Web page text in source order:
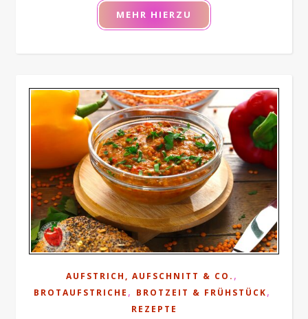
MEHR HIERZU
AUFSTRICH, AUFSCHNITT & CO. ,
BROTAUFSTRICHE , BROTZEIT & FRÜHSTÜCK,
REZEPTE